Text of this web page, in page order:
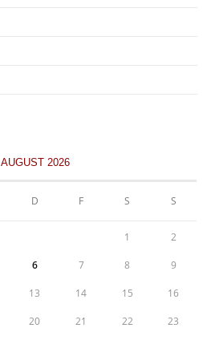
AUGUST 2026
D F S S
1 2
6 7 8 9
13 14 15 16
20 21 22 23